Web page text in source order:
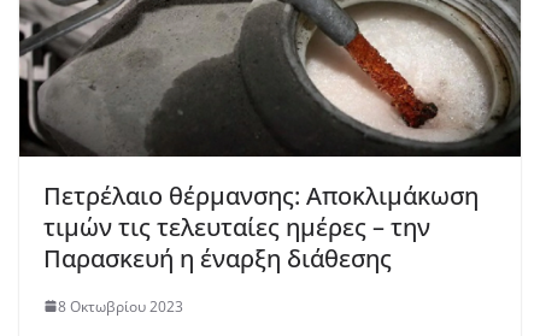
Πετρέλαιο θέρμανσης: Αποκλιμάκωση
τιμών τις τελευταίες ημέρες – την
Παρασκευή η έναρξη διάθεσης
8 Οκτωβρίου 2023